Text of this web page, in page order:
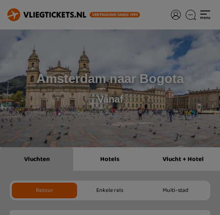
Amsterdam naar Bogota
Vanaf